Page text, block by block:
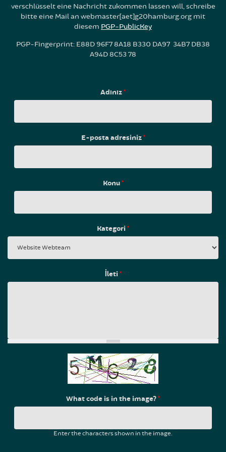
verschlüsselt eine Nachricht zukommen lassen will, schreibe
bitte eine Mail an webmaster[aet]g20hamburg.org mit
diesem PGP-PublicKey
PGP-Fingerprint: E88D 96F7 8A18 B330 DA97 34B7 DB38
A94D 8C53 78
Adınız*
E-posta adresiniz*
Konu*
Kategori*
İleti*
What code is in the image?*
Enter the characters shown in the image.